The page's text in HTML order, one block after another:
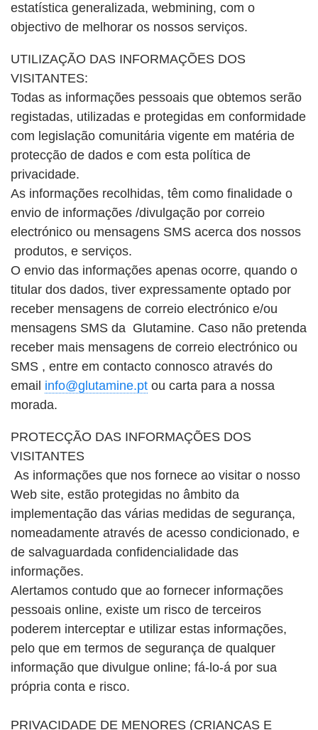
estatística generalizada, webmining, com o
objectivo de melhorar os nossos serviços.
UTILIZAÇÃO DAS INFORMAÇÕES DOS
VISITANTES:
Todas as informações pessoais que obtemos serão
registadas, utilizadas e protegidas em conformidade
com legislação comunitária vigente em matéria de
protecção de dados e com esta política de
privacidade.
As informações recolhidas, têm como finalidade o
envio de informações /divulgação por correio
electrónico ou mensagens SMS acerca dos nossos
produtos, e serviços.
O envio das informações apenas ocorre, quando o
titular dos dados, tiver expressamente optado por
receber mensagens de correio electrónico e/ou
mensagens SMS da Glutamine. Caso não pretenda
receber mais mensagens de correio electrónico ou
SMS , entre em contacto connosco através do
email info@glutamine.pt ou carta para a nossa
morada.
PROTECÇÃO DAS INFORMAÇÕES DOS
VISITANTES
As informações que nos fornece ao visitar o nosso
Web site, estão protegidas no âmbito da
implementação das várias medidas de segurança,
nomeadamente através de acesso condicionado, e
de salvaguardada confidencialidade das
informações.
Alertamos contudo que ao fornecer informações
pessoais online, existe um risco de terceiros
poderem interceptar e utilizar estas informações,
pelo que em termos de segurança de qualquer
informação que divulgue online; fá-lo-á por sua
própria conta e risco.
PRIVACIDADE DE MENORES (CRIANÇAS E